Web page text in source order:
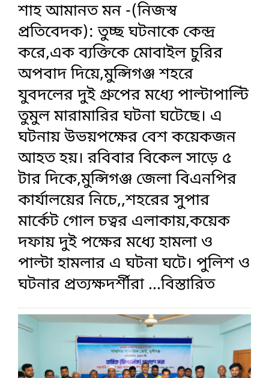
শাহ আমানত মন -(নিজস্ব
প্রতিবেদক): তুচ্ছ ঘটনাকে কেন্দ্র
করে,এক ব্যক্তিকে মোবাইল চুরির
অপবাদ দিয়ে,মুন্সিগঞ্জ শহরে
যুবদলের দুই গ্রুপের মধ্যে পাল্টাপাল্টি
তুমুল মারামারির ঘটনা ঘটেছে। এ
ঘটনায় উভয়পক্ষের বেশ কয়েকজন
আহত হয়। রবিবার বিকেল সাড়ে ৫
টার দিকে,মুন্সিগঞ্জ জেলা বিএনপির
কার্যালয়ের নিচে,,শহরের সুপার
মার্কেট গোল চত্বর এলাকায়,কয়েক
দফায় দুই পক্ষের মধ্যে হামলা ও
পাল্টা হামলার এ ঘটনা ঘটে। পুলিশ ও
ঘটনার প্রত্যক্ষদর্শীরা ...বিস্তারিত